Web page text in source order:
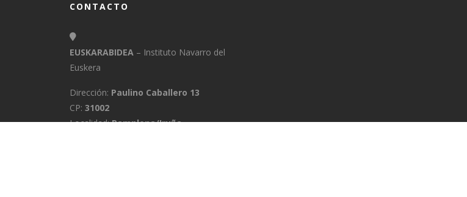
CONTACTO
EUSKARABIDEA – Instituto Navarro del
Euskera
Dirección: Paulino Caballero 13
CP: 31002
Localidad:Pamplona/Iruña